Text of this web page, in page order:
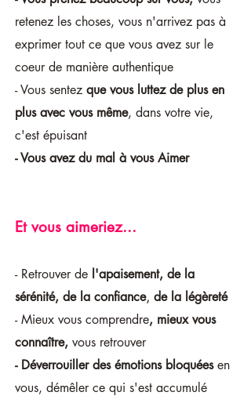
retenez les choses, vous n'arrivez pas à
exprimer tout ce que vous avez sur le
coeur de manière authentique
- Vous sentez que vous luttez de plus en
plus avec vous même, dans votre vie,
c'est épuisant
- Vous avez du mal à vous Aimer
Et vous aimeriez...
- Retrouver de l'apaisement, de la
sérénité, de la confiance, de la légèreté
- Mieux vous comprendre, mieux vous
connaître, vous retrouver
- Déverrouiller des émotions bloquéesen
vous, démêler ce qui s'est accumulé